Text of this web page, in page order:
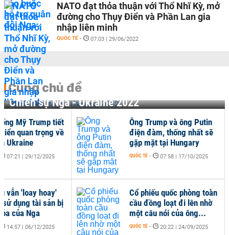
NATO đạt thỏa thuận với Thổ Nhĩ Kỳ, mở
đường cho Thụy Điển và Phần Lan gia
nhập liên minh
QUỐC TẾ - 07:03 | 29/06/2022
Cùng chủ đề
Chiến sự Nga - Ukraine 2022
Mỹ Trump tiết
quan trọng về
Ukraine
07:21 | 29/12/2025
vẫn 'loay hoay'
sử dụng tài sản bị
của Nga
14:57 | 06/12/2025
Ông Trump và ông Putin
điện đàm, thống nhất sẽ
gặp mặt tại Hungary
QUỐC TẾ - 07:58 | 17/10/2025
Cổ phiếu quốc phòng toàn
cầu đồng loạt đi lên nhờ
một câu nói của ông...
QUỐC TẾ - 20:22 | 24/09/2025